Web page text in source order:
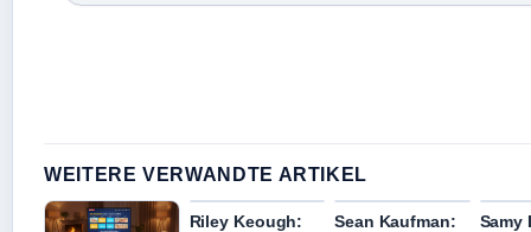
WEITERE VERWANDTE ARTIKEL
Riley Keough: Sean Kaufman: Samy